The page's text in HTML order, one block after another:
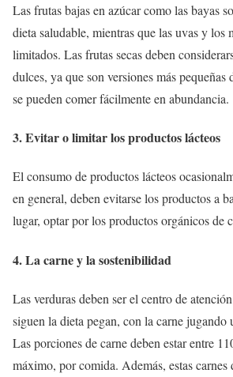
Las frutas bajas en azúcar como las bayas
dieta saludable, mientras que las uvas y los
limitados. Las frutas secas deben
dulces, ya que son versiones más
se pueden comer fácilmente en abundancia.
3. Evitar o limitar los productos lácteos
El consumo de productos lácteos
en general, deben evitarse los productos a
lugar, optar por los productos orgánicos de
4. La carne y la sostenibilidad
Las verduras deben ser el centro de
siguen la dieta pegan, con la carne jugando
Las porciones de carne deben estar entre
máximo, por comida. Además, estas carnes